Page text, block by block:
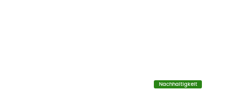
Nachhaltigkeit